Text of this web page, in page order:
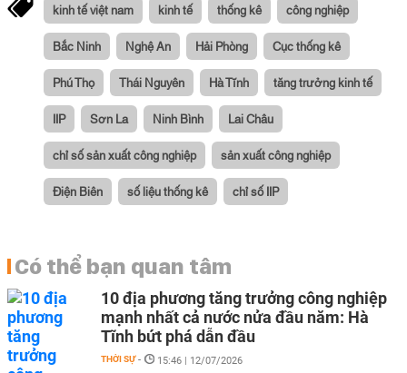
kinh tế việt nam kinh tế thống kê công nghiệp
Bắc Ninh Nghệ An Hải Phòng Cục thống kê
Phú Thọ Thái Nguyên Hà Tĩnh tăng trưởng kinh tế
IIP Sơn La Ninh Bình Lai Châu
chỉ số sản xuất công nghiệp sản xuất công nghiệp
Điện Biên số liệu thống kê chỉ số IIP
Có thể bạn quan tâm
10 địa phương tăng trưởng công nghiệp
mạnh nhất cả nước nửa đầu năm: Hà
Tĩnh bứt phá dẫn đầu
THỜI SỰ - 15:46 | 12/07/2026